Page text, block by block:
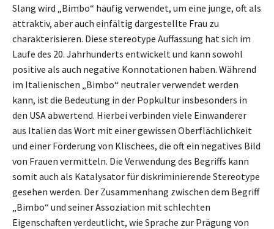
Slang wird „Bimbo“ häufig verwendet, um eine junge, oft als
attraktiv, aber auch einfältig dargestellte Frau zu
charakterisieren. Diese stereotype Auffassung hat sich im
Laufe des 20. Jahrhunderts entwickelt und kann sowohl
positive als auch negative Konnotationen haben. Während
im Italienischen „Bimbo“ neutraler verwendet werden
kann, ist die Bedeutung in der Popkultur insbesonders in
den USA abwertend. Hierbei verbinden viele Einwanderer
aus Italien das Wort mit einer gewissen Oberflächlichkeit
und einer Förderung von Klischees, die oft ein negatives Bild
von Frauen vermitteln. Die Verwendung des Begriffs kann
somit auch als Katalysator für diskriminierende Stereotype
gesehen werden. Der Zusammenhang zwischen dem Begriff
„Bimbo“ und seiner Assoziation mit schlechten
Eigenschaften verdeutlicht, wie Sprache zur Prägung von